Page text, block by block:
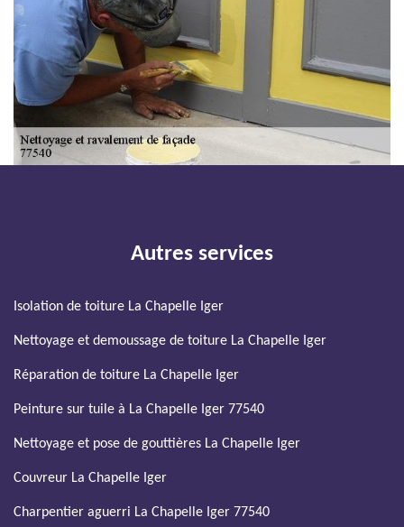
Autres services
Isolation de toiture La Chapelle Iger
Nettoyage et demoussage de toiture La Chapelle Iger
Réparation de toiture La Chapelle Iger
Peinture sur tuile à La Chapelle Iger 77540
Nettoyage et pose de gouttières La Chapelle Iger
Couvreur La Chapelle Iger
Charpentier aguerri La Chapelle Iger 77540